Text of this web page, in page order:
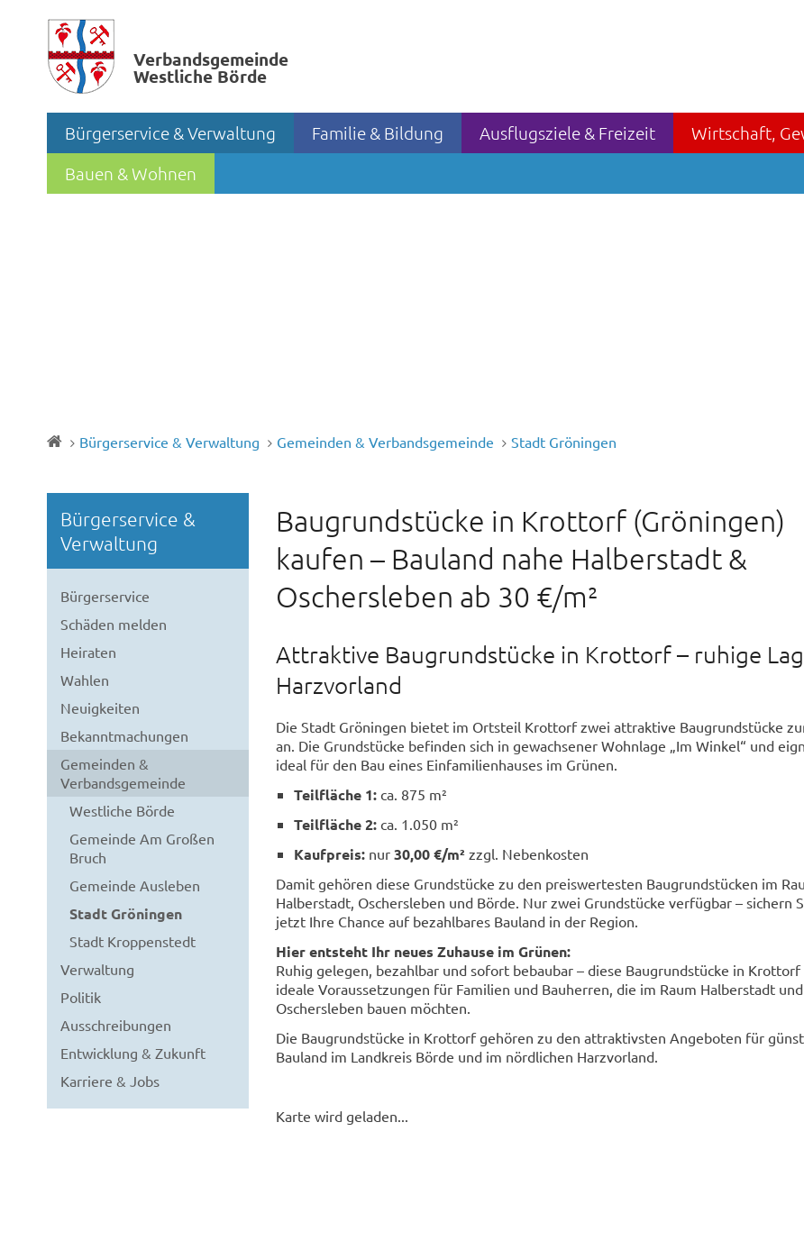
Verbands­gemeinde
Westliche Börde
Bürgerservice & Verwaltung Familie & Bildung Ausflugsziele & Freizeit Wirtschaft,
Bauen & Wohnen
Bürgerservice & Verwaltung Gemeinden & Verbandsgemeinde Stadt Gröningen
Bürgerservice &
Verwaltung
Bürgerservice
Schäden melden
Heiraten
Wahlen
Neuigkeiten
Bekanntmachungen
Gemeinden &
Verbandsgemeinde
Westliche Börde
Gemeinde Am Großen
Bruch
Gemeinde Ausleben
Stadt Gröningen
Stadt Kroppenstedt
Verwaltung
Politik
Ausschreibungen
Entwicklung & Zukunft
Karriere & Jobs
Baugrundstücke in Krottorf (Gröningen)
kaufen – Bauland nahe Halberstadt &
Oschersleben ab 30 €/m²
Attraktive Baugrundstücke in Krottorf – ruhige
Harzvorland
Die Stadt Gröningen bietet im Ortsteil Krottorf zwei attraktive Baugrundstücke
an. Die Grundstücke befinden sich in gewachsener Wohnlage „Im Winkel“ und
ideal für den Bau eines Einfamilienhauses im Grünen.
Teilfläche 1: ca. 875 m²
Teilfläche 2: ca. 1.050 m²
Kaufpreis: nur 30,00 €/m² zzgl. Nebenkosten
Damit gehören diese Grundstücke zu den preiswertesten Baugrundstücken im
Halberstadt, Oschersleben und Börde. Nur zwei Grundstücke verfügbar – sichern
jetzt Ihre Chance auf bezahlbares Bauland in der Region.
Hier entsteht Ihr neues Zuhause im Grünen:
Ruhig gelegen, bezahlbar und sofort bebaubar – diese Baugrundstücke in
ideale Voraussetzungen für Familien und Bauherren, die im Raum Halberstadt und
Oschersleben bauen möchten.
Die Baugrundstücke in Krottorf gehören zu den attraktivsten Angeboten für
Bauland im Landkreis Börde und im nördlichen Harzvorland.
Karte wird geladen...